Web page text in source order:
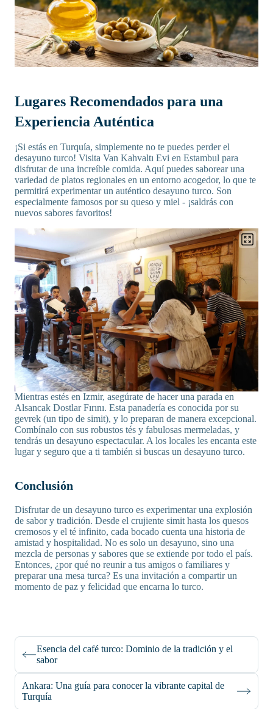
Lugares Recomendados para una
Experiencia Auténtica
¡Si estás en Turquía, simplemente no te puedes perder el
desayuno turco! Visita Van Kahvaltı Evi en Estambul para
disfrutar de una increíble comida. Aquí puedes saborear una
variedad de platos regionales en un entorno acogedor, lo que te
permitirá experimentar un auténtico desayuno turco. Son
especialmente famosos por su queso y miel - ¡saldrás con
nuevos sabores favoritos!
Mientras estés en Izmir, asegúrate de hacer una parada en
Alsancak Dostlar Fırını. Esta panadería es conocida por su
gevrek (un tipo de simit), y lo preparan de manera excepcional.
Combínalo con sus robustos tés y fabulosas mermeladas, y
tendrás un desayuno espectacular. A los locales les encanta este
lugar y seguro que a ti también si buscas un desayuno turco.
Conclusión
Disfrutar de un desayuno turco es experimentar una explosión
de sabor y tradición. Desde el crujiente simit hasta los quesos
cremosos y el té infinito, cada bocado cuenta una historia de
amistad y hospitalidad. No es solo un desayuno, sino una
mezcla de personas y sabores que se extiende por todo el país.
Entonces, ¿por qué no reunir a tus amigos o familiares y
preparar una mesa turca? Es una invitación a compartir un
momento de paz y felicidad que encarna lo turco.
Esencia del café turco: Dominio de la tradición y el
sabor
Ankara: Una guía para conocer la vibrante capital de
Turquía